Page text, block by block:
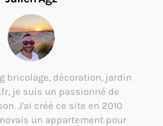
bricolage, décoration, jardin
je suis un passionné de
J'ai créé ce site en 2010
un appartement pour